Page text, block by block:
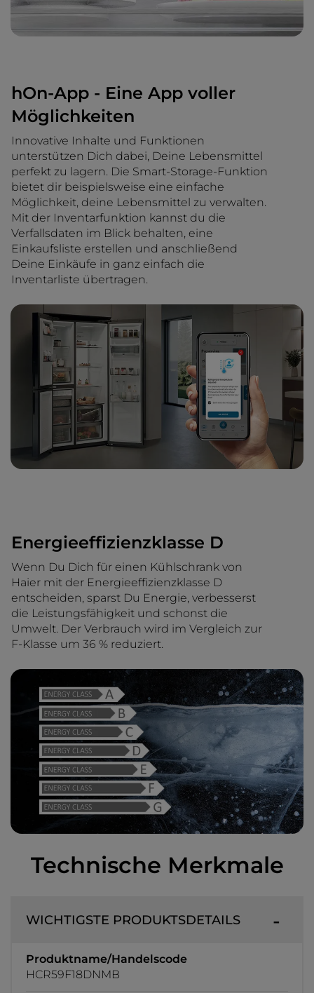
hOn-App - Eine App voller
Möglichkeiten
Innovative Inhalte und Funktionen
unterstützen Dich dabei, Deine Lebensmittel
perfekt zu lagern. Die Smart-Storage-Funktion
bietet dir beispielsweise eine einfache
Möglichkeit, deine Lebensmittel zu verwalten.
Mit der Inventarfunktion kannst du die
Verfallsdaten im Blick behalten, eine
Einkaufsliste erstellen und anschließend
Deine Einkäufe in ganz einfach die
Inventarliste übertragen.
Energieeffizienzklasse D
Wenn Du Dich für einen Kühlschrank von
Haier mit der Energieeffizienzklasse D
entscheiden, sparst Du Energie, verbesserst
die Leistungsfähigkeit und schonst die
Umwelt. Der Verbrauch wird im Vergleich zur
F-Klasse um 36 % reduziert.
Technische Merkmale
WICHTIGSTE PRODUKTSDETAILS
Produktname/Handelscode
HCR59F18DNMB